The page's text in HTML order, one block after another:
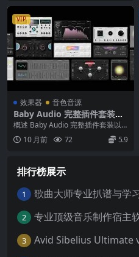
VIP
效果器 音色音源
Baby Audio 完整插件套装：
释放音乐创作新边界 MAC
概述 Baby Audio 完整插件套装以
极具性价比的价格提供所有 Baby
A... 10 月前 72 5.9
排行榜展示
1
2
3